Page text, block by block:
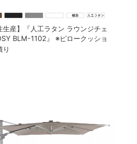
生産】『人工ラタン ラウンジチェ
BLM-1102』 ※ピロークッショ
り